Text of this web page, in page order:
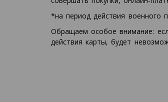
*на период действия военного
Обращаем особое внимание:
действия карты, будет